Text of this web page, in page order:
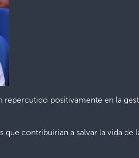
repercutido positivamente en la
contribuirían a salvar la vida de